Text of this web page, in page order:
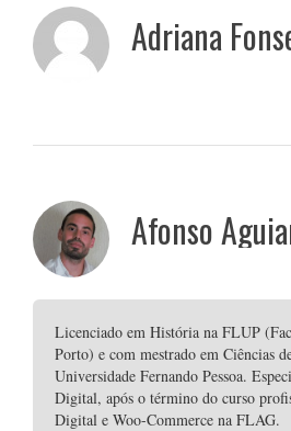
Adriana
Afonso
Licenciado em História na FLUP
Porto) e com mestrado em Ciências
Universidade Fernando Pessoa.
Digital, após o término do curso
Digital e Woo-Commerce na FLAG.